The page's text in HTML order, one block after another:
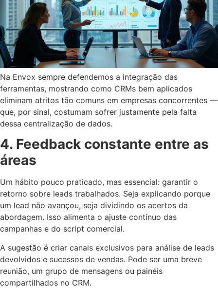
Na Envox sempre defendemos a integração das
ferramentas, mostrando como CRMs bem aplicados
eliminam atritos tão comuns em empresas concorrentes —
que, por sinal, costumam sofrer justamente pela falta
dessa centralização de dados.
4. Feedback constante entre as
áreas
Um hábito pouco praticado, mas essencial: garantir o
retorno sobre leads trabalhados. Seja explicando porque
um lead não avançou, seja dividindo os acertos da
abordagem. Isso alimenta o ajuste contínuo das
campanhas e do script comercial.
A sugestão é criar canais exclusivos para análise de leads
devolvidos e sucessos de vendas. Pode ser uma breve
reunião, um grupo de mensagens ou painéis
compartilhados no CRM.